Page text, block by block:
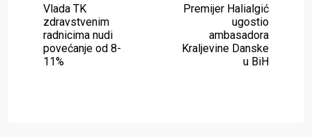
Vlada TK
zdravstvenim
radnicima nudi
povećanje od 8-
11%
Premijer Halialgić
ugostio
ambasadora
Kraljevine Danske
u BiH